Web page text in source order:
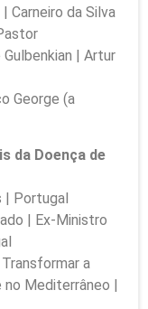
da Silva
| Artur
George (a
da Doença de
| Portugal
| Ex-Ministro
a
Mediterrâneo |